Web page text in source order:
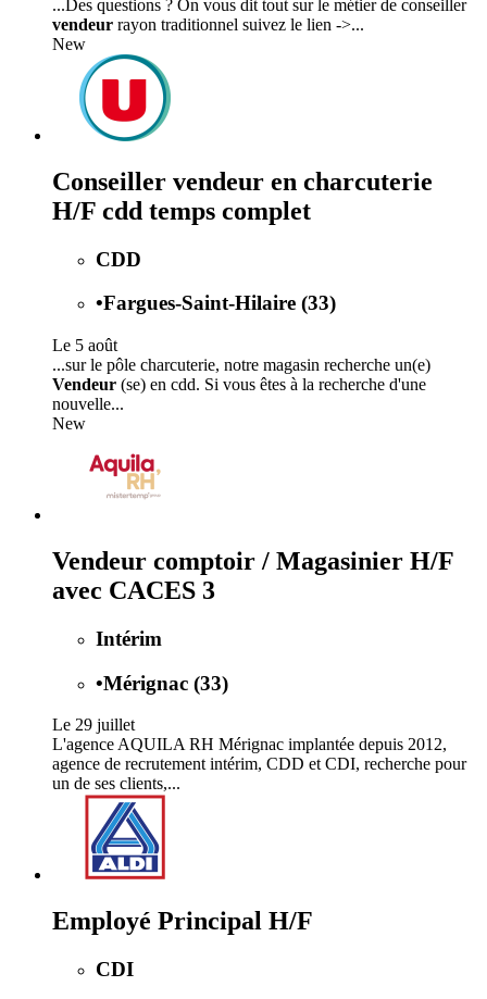
...Des questions ? On vous dit tout sur le métier de conseiller
vendeur rayon traditionnel suivez le lien ->...
New
Conseiller vendeur en charcuterie
H/F cdd temps complet
CDD
•Fargues-Saint-Hilaire (33)
Le 5 août
...sur le pôle charcuterie, notre magasin recherche un(e)
Vendeur (se) en cdd. Si vous êtes à la recherche d'une
nouvelle...
New
Vendeur comptoir / Magasinier H/F
avec CACES 3
Intérim
•Mérignac (33)
Le 29 juillet
L'agence AQUILA RH Mérignac implantée depuis 2012,
agence de recrutement intérim, CDD et CDI, recherche pour
un de ses clients,...
Employé Principal H/F
CDI